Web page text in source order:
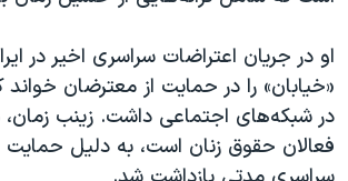
او در جریان اعتراضات سراسری اخیر در
«خیابان» را در حمایت از معترضان خواند
در شبکه‌های اجتماعی داشت. زینب زمان،
فعالان حقوق زنان است، به دلیل حمایت